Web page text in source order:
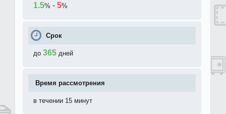
1.5% - 5%
Срок
до 365 дней
Время рассмотрения
в течении 15 минут